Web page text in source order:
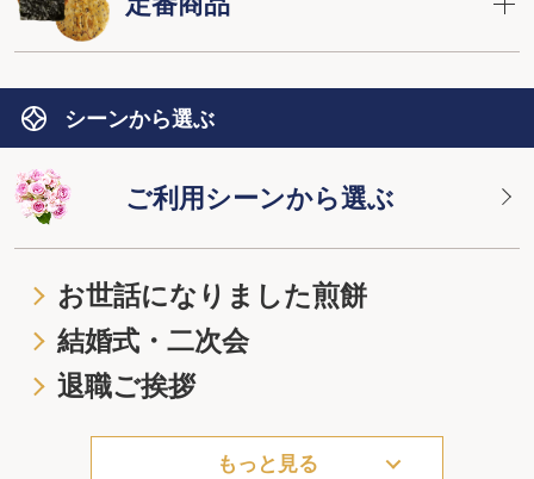
シーンから選ぶ
ご利用シーンから選ぶ
お世話になりました煎餅
結婚式・二次会
退職ご挨拶
もっと見る